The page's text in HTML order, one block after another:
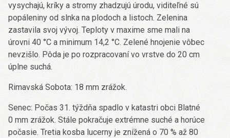
vysychajú, kríky a stromy zhadzujú úrodu, viditeľné sú
popáleniny od slnka na plodoch a listoch. Zelenina
zastavila svoj vývoj. Teploty v maxime sme mali na
úrovni 40 °C a minimum 14,2 °C. Zelené hnojenie vôbec
nevzišlo. Pôda je po rozpracovaní vo vrstve do 20 cm
úplne suchá.
Rimavská Sobota: 18 mm zrážok.
Senec: Počas 31. týždňa spadlo v katastri obci Blatné
0 mm zrážok. Stále pokračuje extrémne suché a horúce
počasie. Tretia kosba lucerny je znížená o 70 % až 80